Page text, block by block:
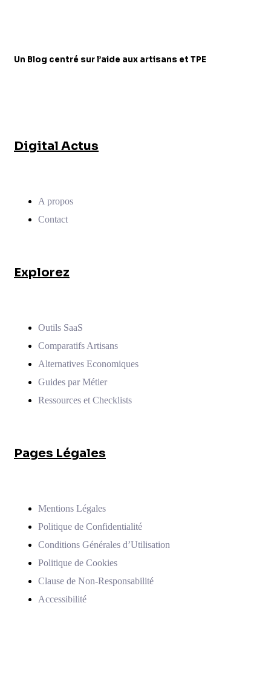
Un Blog centré sur l’aide aux artisans et TPE
Digital Actus
A propos
Contact
Explorez
Outils SaaS
Comparatifs Artisans
Alternatives Economiques
Guides par Métier
Ressources et Checklists
Pages Légales
Mentions Légales
Politique de Confidentialité
Conditions Générales d’Utilisation
Politique de Cookies
Clause de Non-Responsabilité
Accessibilité